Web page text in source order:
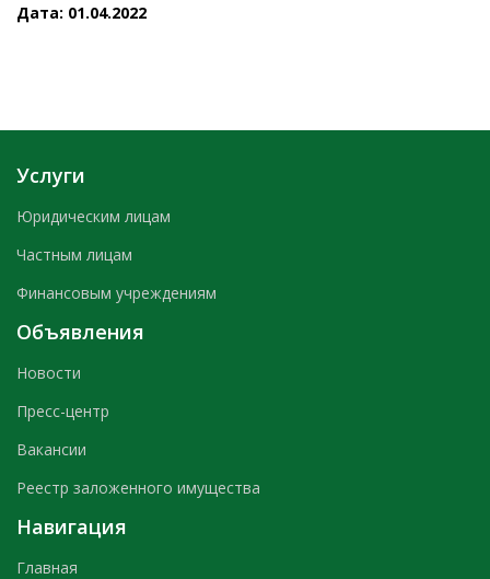
Дата: 01.04.2022
Услуги
Юридическим лицам
Частным лицам
Финансовым учреждениям
Объявления
Новости
Пресс-центр
Вакансии
Реестр заложенного имущества
Навигация
Главная